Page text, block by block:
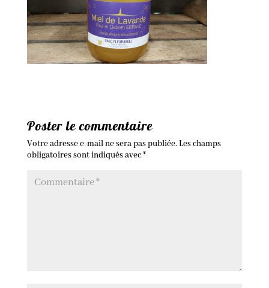
Poster le commentaire
Votre adresse e-mail ne sera pas publiée.Les champs
obligatoires sont indiqués avec*